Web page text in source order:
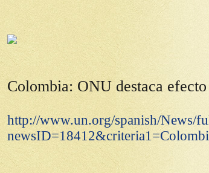
Colombia: ONU destaca
http://www.un.org/spanish/News/